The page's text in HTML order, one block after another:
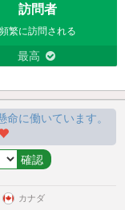
を高く評
高く評価
訪問者
頻繁に訪問される
最高
に働いています。
カナダ